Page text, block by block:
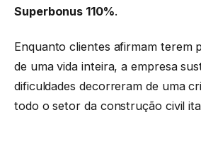
Superbonus 110%.
Enquanto clientes afirmam terem
de uma vida inteira, a empresa
dificuldades decorreram de uma
todo o setor da construção civil